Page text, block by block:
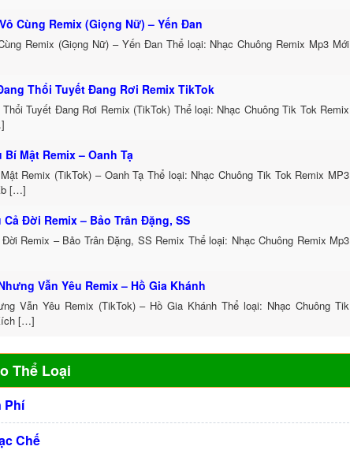
Cùng Remix (Giọng Nữ) – Yến Đan
Remix (Giọng Nữ) – Yến Đan Thể loại: Nhạc Chuông Remix Mp3 Mới
Thổi Tuyết Đang Rơi Remix TikTok
Tuyết Đang Rơi Remix (TikTok) Thể loại: Nhạc Chuông Tik Tok Remix
Mật Remix – Oanh Tạ
Remix (TikTok) – Oanh Tạ Thể loại: Nhạc Chuông Tik Tok Remix MP3
[…]
Đời Remix – Bảo Trân Đặng, SS
Remix – Bảo Trân Đặng, SS Remix Thể loại: Nhạc Chuông Remix Mp3
Vẫn Yêu Remix – Hồ Gia Khánh
Vẫn Yêu Remix (TikTok) – Hồ Gia Khánh Thể loại: Nhạc Chuông Tik
[…]
Thể Loại
Phí
Chế